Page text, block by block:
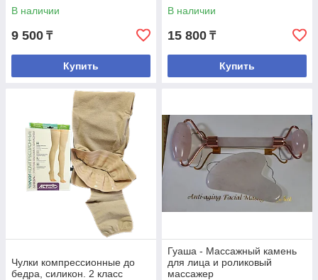
В наличии
9 500 ₸
Купить
В наличии
15 800 ₸
Купить
Чулки компрессионные до
бедра, силикон. 2 класс
Гуаша - Массажный камень
для лица и роликовый
массажер